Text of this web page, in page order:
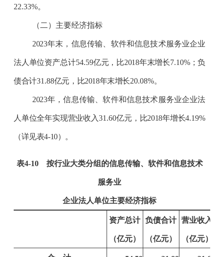
22.33%。
（二）主要经济指标
2023年末，信息传输、软件和信息技术服务业企业
法人单位资产总计54.59亿元，比2018年末增长7.10%；负
债合计31.88亿元，比2018年末增长20.08%。
2023年，信息传输、软件和信息技术服务业企业法
人单位全年实现营业收入31.60亿元，比2018年增长4.19%
（详见表4-10）。
表4-10按行业大类分组的信息传输、软件和信息技术
服务业
企业法人单位主要经济指标
资产总计
（亿元）
负债合计
（亿元）
营业收入
（亿元）